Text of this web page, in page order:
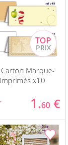
Carton Marque-
x10
1.60 €